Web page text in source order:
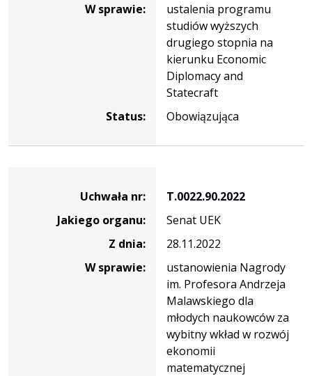
W sprawie:
ustalenia programu
studiów wyższych
drugiego stopnia na
kierunku Economic
Diplomacy and
Statecraft
Status:
Obowiązująca
T.0022.90.2022
Uchwała nr:
T.0022.90.2022
Jakiego organu:
Senat UEK
Z dnia:
28.11.2022
W sprawie:
ustanowienia Nagrody
im. Profesora Andrzeja
Malawskiego dla
młodych naukowców za
wybitny wkład w rozwój
ekonomii
matematycznej